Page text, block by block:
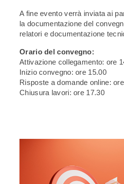
A fine evento verrà inviata ai
la documentazione del
relatori e documentazione
Orario del convegno:
Attivazione collegamento: ore
Inizio convegno: ore 15.00
Risposte a domande online:
Chiusura lavori: ore 17.30